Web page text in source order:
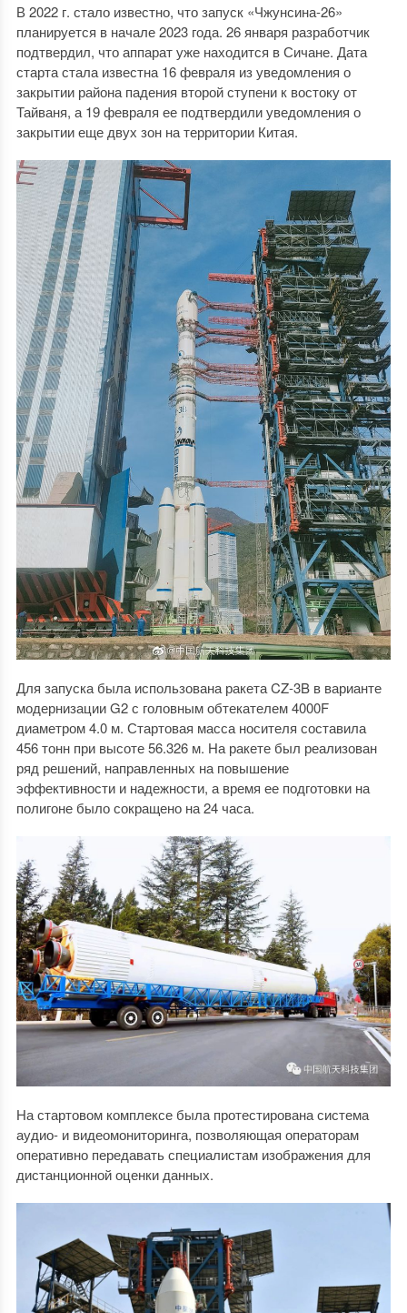
В 2022 г. стало известно, что запуск «Чжунсина-26»
планируется в начале 2023 года. 26 января разработчик
подтвердил, что аппарат уже находится в Сичане. Дата
старта стала известна 16 февраля из уведомления о
закрытии района падения второй ступени к востоку от
Тайваня, а 19 февраля ее подтвердили уведомления о
закрытии еще двух зон на территории Китая.
Для запуска была использована ракета CZ-3B в варианте
модернизации G2 с головным обтекателем 4000F
диаметром 4.0 м. Стартовая масса носителя составила
456 тонн при высоте 56.326 м. На ракете был реализован
ряд решений, направленных на повышение
эффективности и надежности, а время ее подготовки на
полигоне было сокращено на 24 часа.
На стартовом комплексе была протестирована система
аудио- и видеомониторинга, позволяющая операторам
оперативно передавать специалистам изображения для
дистанционной оценки данных.